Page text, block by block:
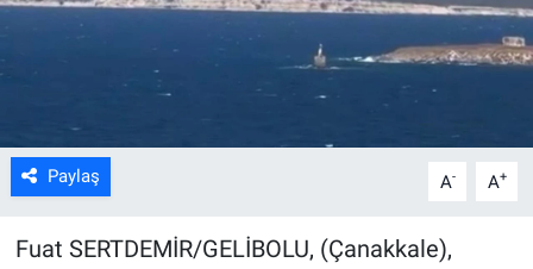
Paylaş A- A+
Fuat SERTDEMİR/GELİBOLU, (Çanakkale),
Bilim ve Teknoloji
Genel